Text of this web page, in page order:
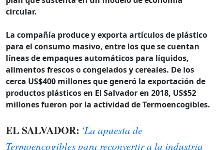
circular.
La compañía produce y exporta artículos de plástico
para el consumo masivo, entre los que se cuentan
líneas de empaques automáticos para líquidos,
alimentos frescos o congelados y cereales. De los
cerca US$400 millones que generó la exportación de
productos plásticos en El Salvador en 2018, US$52
millones fueron por la actividad de Termoencogibles.
EL SALVADOR: 'La apuesta de
Termoencogibles para reconvertir a la industria